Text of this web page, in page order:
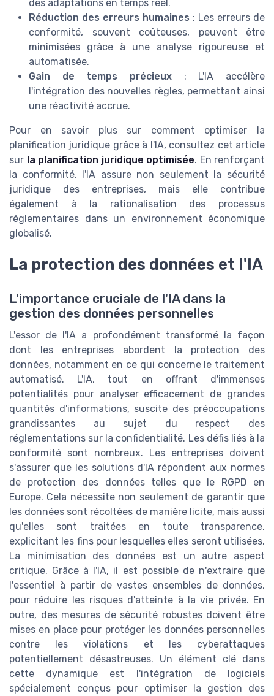
des adaptations en temps réel.
Réduction des erreurs humaines : Les erreurs de
conformité, souvent coûteuses, peuvent être
minimisées grâce à une analyse rigoureuse et
automatisée.
Gain de temps précieux : L'IA accélère
l'intégration des nouvelles règles, permettant ainsi
une réactivité accrue.
Pour en savoir plus sur comment optimiser la
planification juridique grâce à l'IA, consultez cet article
sur la planification juridique optimisée. En renforçant
la conformité, l'IA assure non seulement la sécurité
juridique des entreprises, mais elle contribue
également à la rationalisation des processus
réglementaires dans un environnement économique
globalisé.
La protection des données et l'IA
L'importance cruciale de l'IA dans la
gestion des données personnelles
L'essor de l'IA a profondément transformé la façon
dont les entreprises abordent la protection des
données, notamment en ce qui concerne le traitement
automatisé. L'IA, tout en offrant d'immenses
potentialités pour analyser efficacement de grandes
quantités d'informations, suscite des préoccupations
grandissantes au sujet du respect des
réglementations sur la confidentialité. Les défis liés à la
conformité sont nombreux. Les entreprises doivent
s'assurer que les solutions d'IA répondent aux normes
de protection des données telles que le RGPD en
Europe. Cela nécessite non seulement de garantir que
les données sont récoltées de manière licite, mais aussi
qu'elles sont traitées en toute transparence,
explicitant les fins pour lesquelles elles seront utilisées.
La minimisation des données est un autre aspect
critique. Grâce à l'IA, il est possible de n'extraire que
l'essentiel à partir de vastes ensembles de données,
pour réduire les risques d'atteinte à la vie privée. En
outre, des mesures de sécurité robustes doivent être
mises en place pour protéger les données personnelles
contre les violations et les cyberattaques
potentiellement désastreuses. Un élément clé dans
cette dynamique est l'intégration de logiciels
spécialement conçus pour optimiser la gestion des